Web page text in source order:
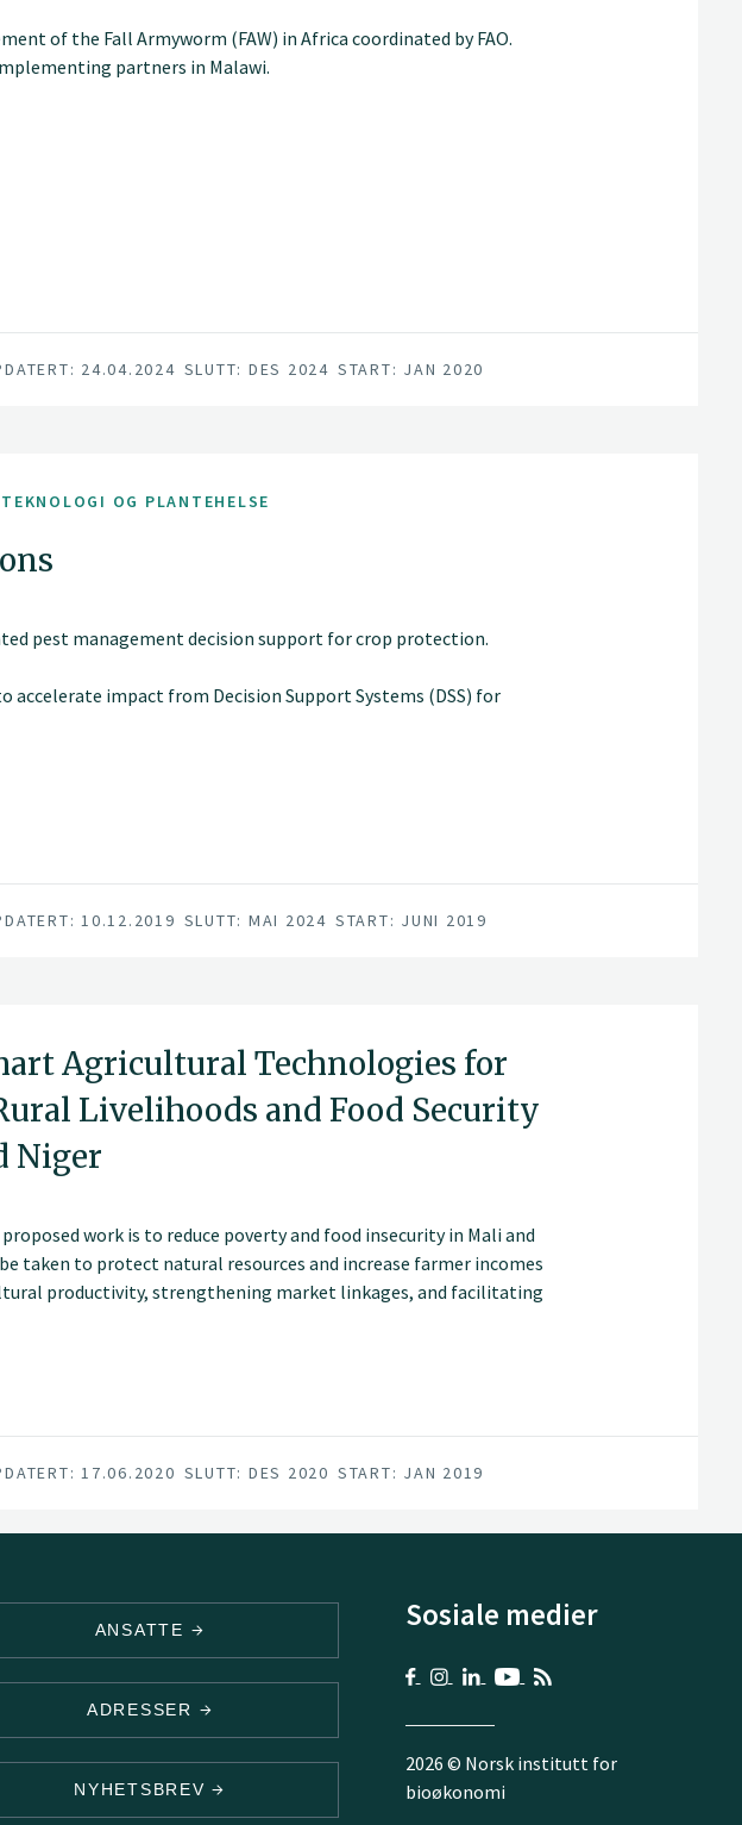
of the Fall Armyworm (FAW) in Africa coordinated by FAO.
partners in Malawi.
24.04.2024 SLUTT: DES 2024 START: JAN 2020
OG PLANTEHELSE
pest management decision support for crop protection.
accelerate impact from Decision Support Systems (DSS) for
10.12.2019 SLUTT: MAI 2024 START: JUNI 2019
Agricultural Technologies for
Livelihoods and Food Security
Niger
work is to reduce poverty and food insecurity in Mali and
taken to protect natural resources and increase farmer incomes
productivity, strengthening market linkages, and facilitating
17.06.2020 SLUTT: DES 2020 START: JAN 2019
ANSATTE
ADRESSER
NYHETSBREV
Sosiale medier
2026 © Norsk institutt for
bioøkonomi